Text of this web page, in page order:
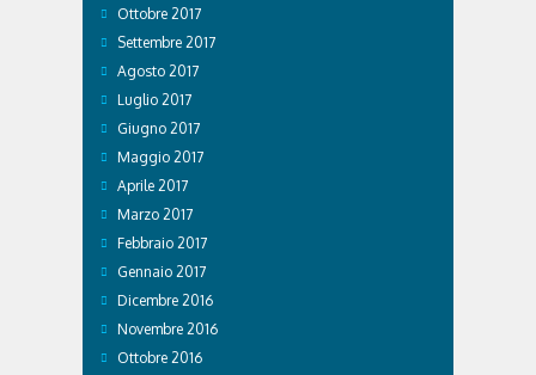
Ottobre 2017
Settembre 2017
Agosto 2017
Luglio 2017
Giugno 2017
Maggio 2017
Aprile 2017
Marzo 2017
Febbraio 2017
Gennaio 2017
Dicembre 2016
Novembre 2016
Ottobre 2016